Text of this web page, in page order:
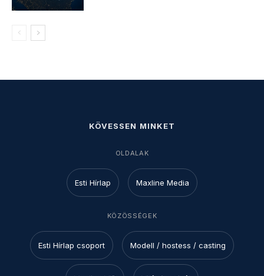
KÖVESSEN MINKET
OLDALAK
Esti Hírlap Maxline Media
KÖZÖSSÉGEK
Esti Hírlap csoport Modell / hostess / casting